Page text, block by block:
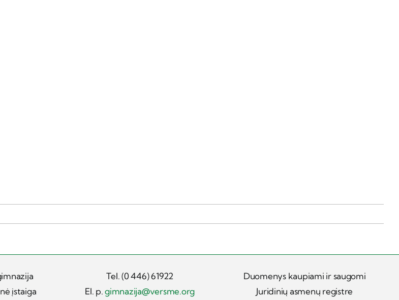
įstaiga
Tel. (0 446) 61922
El. p.gimnazija@versme.org
Duomenys kaupiami ir saugomi
Juridinių asmenų registre